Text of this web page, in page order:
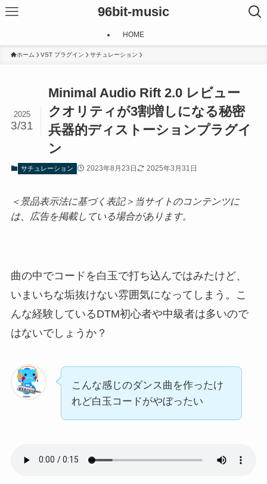
96bit-music
HOME
ホーム VST プラグイン サチュレーション
Minimal Audio Rift 2.0 レビュー
クオリティが3割増しになる秘密
兵器的ディストーションプラグイ
ン
2025
3/31
サチュレーション 2023年8月23日 2025年3月31日
＜景品表示法に基づく表記＞当サイトのコンテンツに
は、広告を掲載している場合があります。
曲の中でコードを白玉で打ち込んではみたけど、
いまいちな垢抜けない雰囲気になってしまう。こ
んな経験しているDTM初心者や中級者は多いので
はないでしょうか？
こんな感じのダンス曲を作ったけ
れど白玉コードがやぼったい